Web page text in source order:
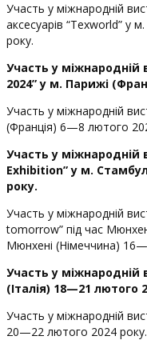
Участь у міжнародній
аксесуарів “Texworld” у
року.
Участь у міжнародній
2024” у м. Парижі
Участь у міжнародній
(Франція) 6—8 лютого
Участь у міжнародній
Exhibition” у м.
року.
Участь у міжнародній
tomorrow” під час
Мюнхені (Німеччина)
Участь у міжнародній
(Італія) 18—21 лютого
Участь у міжнародній
20—22 лютого 2024 року.